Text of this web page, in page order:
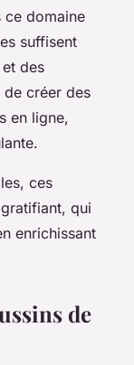
ce domaine
suffisent
des
de créer des
en ligne,
ces
qui
enrichissant
de